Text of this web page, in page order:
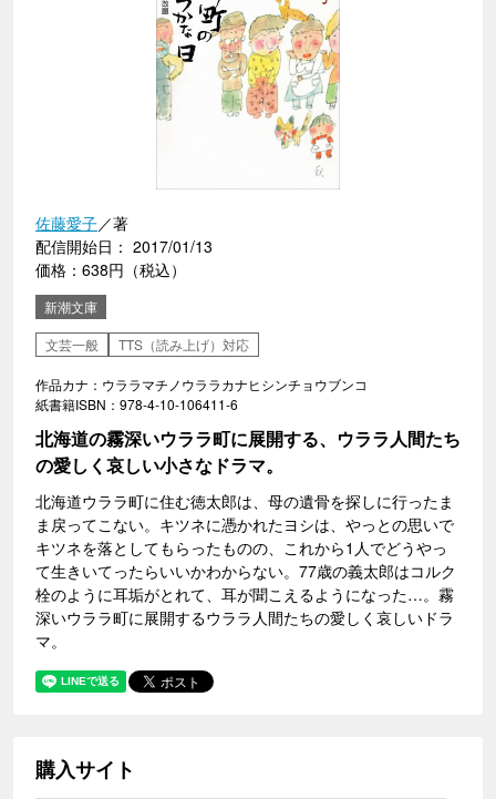
佐藤愛子／著
配信開始日： 2017/01/13
価格：638円（税込）
新潮文庫
文芸一般
TTS（読み上げ）対応
作品カナ：ウララマチノウララカナヒシンチョウブンコ
紙書籍ISBN：978-4-10-106411-6
北海道の霧深いウララ町に展開する、ウララ人間たち
の愛しく哀しい小さなドラマ。
北海道ウララ町に住む徳太郎は、母の遺骨を探しに行ったま
ま戻ってこない。キツネに憑かれたヨシは、やっとの思いで
キツネを落としてもらったものの、これから1人でどうやっ
て生きいてったらいいかわからない。77歳の義太郎はコルク
栓のように耳垢がとれて、耳が聞こえるようになった…。霧
深いウララ町に展開するウララ人間たちの愛しく哀しいドラ
マ。
購入サイト